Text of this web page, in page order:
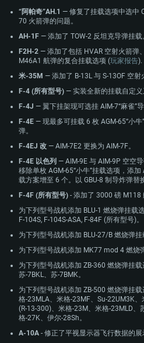
PC平台
Linux平台
最低配置
操作系统：Windows 10 (64位)
处理器：双核 2.2 GHz
内存大小：4GB
图形处理器：DirectX 11 级别的显卡 -
GTX 660 (游戏支持的解析度最低为720P)
网络：宽带网络连接
硬盘空间：23.1 GB (极简客户端)
推荐配置
操作系统：Windows 10 / 11 (64位)
处理器：英特尔 Core i5 或 Ryzen 5 3600
内存大小: 16 GB 或更高
图形处理器：DirectX 11 及以上级别的显
AMD Radeon RX 570 同等级及更高
网络：宽带网络连接
硬盘空间: 75.9 GB (完整客户端)
最低配置
操作系统：Mac OS Big Sur 11.0 或更新版
处理器：Core i7，至少需要 2.2GHz (不支
内存大小：6 GB
图形处理器: Intel Iris Pro 5200 (Mac) 或
支持的解析度最低为720P)
网络：宽带网络连接
硬盘空间: 22.1 GB (极简客户端)
推荐配置
操作系统：Mac OS Big Sur 11.0 或更新版
处理器：Core i7 (不支持Intel Xeon系列)
内存大小：8 GB
图形处理器：Radeon Vega II或更高，需
网络：宽带网络连接
最低配置
操作系统：大部分现代 64 位 Linux 系统
处理器：双核 2.4 GHz
内存大小：4 GB
图形处理器：NVIDIA GTX 660 及最新显
等水平的 AMD 显卡及最新的显卡驱动 (至
解析度最低为720P。显卡需要支持Vulkan
网络：宽带网络连接
硬盘空间: 22.1 GB (极简客户端)
推荐配置
操作系统：Ubuntu 20.04 64位
处理器：Intel Core i7
内存大小: 16 GB
图形处理器：NVIDIA GTX 1060 与最新显
同等水平的 AMD 显卡 (如 Radeon RX
内的版本)。
网络：宽带网络连接
硬盘空间：62.2 GB (完整客户端)
“阿帕奇”AH.1 — 修复了挂载选项中选中
70 火箭弹的问题。
AH-1F — 添加了 TOW-2 反坦克导弹挂载
F2H-2 — 添加了包括 HVAR 空射火箭弹
M46A1 航弹的复合挂载选项 (玩家报告).
米-35M — 添加了 B-13L 与 S-13OF 空射
F-4 (所有型号) — 实装全新的挂载自定义
F-4J — 翼下挂架现可选挂 AIM-7“麻雀”导
F-4E — 现最多可挂载 6 枚 AGM-65“小
弹。
F-4EJ 改 — AIM-7E2 更换为 AIM-7F。
F-4E 以色列 — AIM-9E 与 AIM-9P 空空
移除单枚 AGM-65“小牛”挂载选项，添
载方案增至 6 个。以 GBU-8 制导炸弹替
F-4F (所有型号) - 添加了 3000 磅 M118
为下列型号战机添加 BLU-1 燃烧弹挂载
F-104S, F-104S-ASA, F-84F (所有型号)。
为下列型号战机添加 BLU-27/B 燃烧弹挂
为下列型号战机添加 MK77 mod 4 燃烧
为下列型号战机添加 ZB-360 燃烧弹挂载
苏-7BKL、苏-7BMK。
为下列型号战机添加 ZB-500 燃烧弹挂
格-23MLA、米格-23MF、Su-22UM3K
(R-13-300)、米格-23M、米格-23MLD
格-27K、伊尔-28Sh。
A-10A - 修正了平视显示器飞行数据的展